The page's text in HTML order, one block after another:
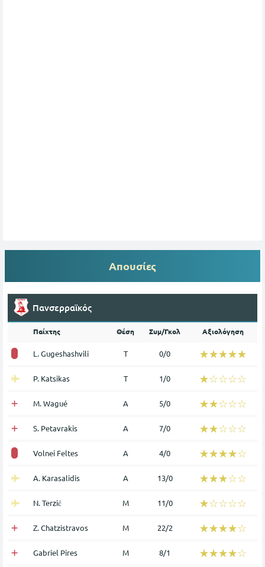
Απουσίες
Πανσερραϊκός
Παίχτης Θέση Συμ/Γκολ Αξιολόγηση
L. Gugeshashvili Τ 0/0 ☆☆☆☆☆
★★★★★
P. Katsikas Τ 1/0 ☆☆☆☆☆
★★★★★
M. Wagué Α 5/0 ☆☆☆☆☆
★★★★★
S. Petavrakis Α 7/0 ☆☆☆☆☆
★★★★★
Volnei Feltes Α 4/0 ☆☆☆☆☆
★★★★★
A. Karasalidis Α 13/0 ☆☆☆☆☆
★★★★★
N. Terzić Μ 11/0 ☆☆☆☆☆
★★★★★
Z. Chatzistravos Μ 22/2 ☆☆☆☆☆
★★★★★
Gabriel Pires Μ 8/1 ☆☆☆☆☆
★★★★★